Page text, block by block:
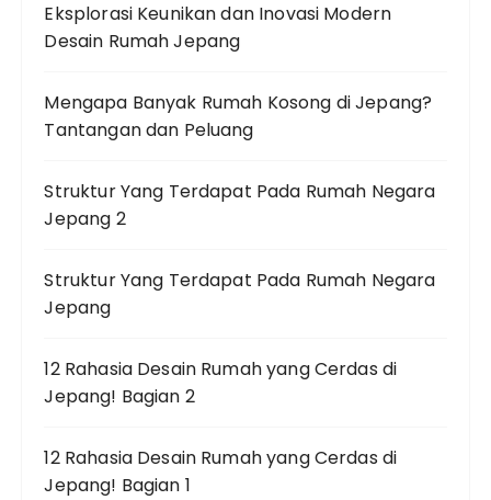
Eksplorasi Keunikan dan Inovasi Modern
Desain Rumah Jepang
Mengapa Banyak Rumah Kosong di Jepang?
Tantangan dan Peluang
Struktur Yang Terdapat Pada Rumah Negara
Jepang 2
Struktur Yang Terdapat Pada Rumah Negara
Jepang
12 Rahasia Desain Rumah yang Cerdas di
Jepang! Bagian 2
12 Rahasia Desain Rumah yang Cerdas di
Jepang! Bagian 1